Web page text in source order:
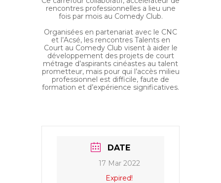
rencontres professionnelles a lieu une
fois par mois au Comedy Club.
Organisées en partenariat avec le CNC
et l’Acsé, les rencontres Talents en
Court au Comedy Club visent à aider le
développement des projets de court
métrage d’aspirants cinéastes au talent
prometteur, mais pour qui l’accès milieu
professionnel est difficile, faute de
formation et d’expérience significatives.
DATE
17 Mar 2022
Expired!